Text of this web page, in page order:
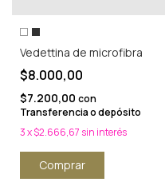
Vedettina de microfibra
$8.000,00
$7.200,00 con
Transferencia o depósito
3x$2.666,67 sin interés
Comprar